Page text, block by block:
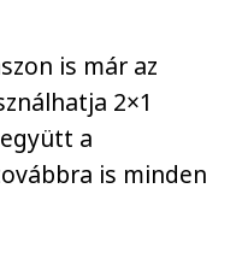
is már az
2×1
a
is minden